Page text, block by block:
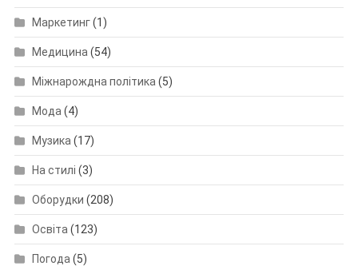
Маркетинг(1)
Медицина (54)
Міжнарождна політика (5)
Мода (4)
Музика (17)
На стилі (3)
Оборудки (208)
Освіта (123)
Погода (5)